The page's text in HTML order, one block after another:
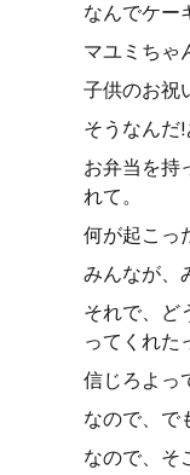
なんでケー
マユミちゃ
子供のお祝
そうなんだ
お弁当を持
れて。
何が起こっ
みんなが、
それで、ど
ってくれた
信じろよっ
なので、で
なので、そ